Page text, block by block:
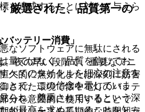
を達成することに対して与えら
バッテリー消費」
、夜の早い段階で、重要なアニ
久的に無効化または深刻に妨害
された環境で懐中電灯のバッテ
分を意図的に使用することで
厳選された、品質第一の
なソフトウェアに無駄にされる
量ではなく、品質を信じてお
べてのタイトルを細心の注意を
とで、この信念を示していま
られ、尊重されているという深
が最高を求めていることを知っ